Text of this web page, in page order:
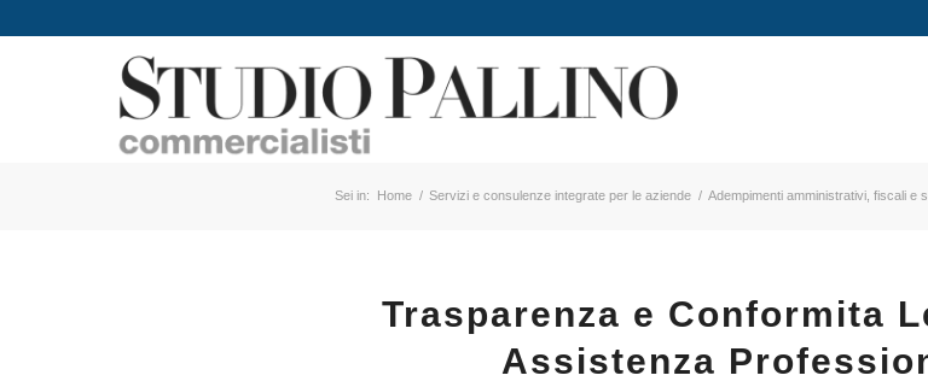
Sei in: Home / Servizi e consulenze integrate per le aziende / Adempimenti amministrativi, fiscali e
Trasparenza e Conformita
Assistenza